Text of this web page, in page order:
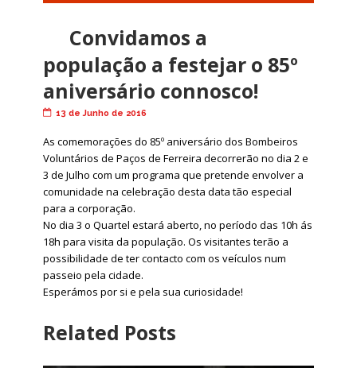
Convidamos a
população a festejar o 85º
aniversário connosco!
13 de Junho de 2016
As comemorações do 85º aniversário dos Bombeiros
Voluntários de Paços de Ferreira decorrerão no dia 2 e
3 de Julho com um programa que pretende envolver a
comunidade na celebração desta data tão especial
para a corporação.
No dia 3 o Quartel estará aberto, no período das 10h ás
18h para visita da população. Os visitantes terão a
possibilidade de ter contacto com os veículos num
passeio pela cidade.
Esperámos por si e pela sua curiosidade!
Related Posts